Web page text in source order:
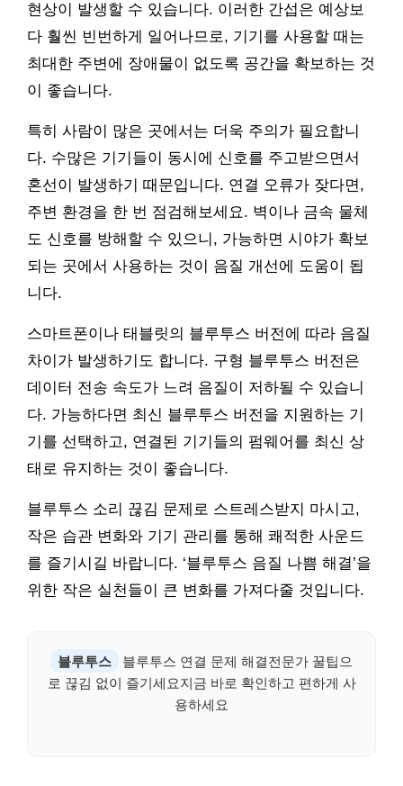
현상이 발생할 수 있습니다. 이러한 간섭은 예상보
다 훨씬 빈번하게 일어나므로, 기기를 사용할 때는
최대한 주변에 장애물이 없도록 공간을 확보하는 것
이 좋습니다.
특히 사람이 많은 곳에서는 더욱 주의가 필요합니
다. 수많은 기기들이 동시에 신호를 주고받으면서
혼선이 발생하기 때문입니다. 연결 오류가 잦다면,
주변 환경을 한 번 점검해보세요. 벽이나 금속 물체
도 신호를 방해할 수 있으니, 가능하면 시야가 확보
되는 곳에서 사용하는 것이 음질 개선에 도움이 됩
니다.
스마트폰이나 태블릿의 블루투스 버전에 따라 음질
차이가 발생하기도 합니다. 구형 블루투스 버전은
데이터 전송 속도가 느려 음질이 저하될 수 있습니
다. 가능하다면 최신 블루투스 버전을 지원하는 기
기를 선택하고, 연결된 기기들의 펌웨어를 최신 상
태로 유지하는 것이 좋습니다.
블루투스 소리 끊김 문제로 스트레스받지 마시고,
작은 습관 변화와 기기 관리를 통해 쾌적한 사운드
를 즐기시길 바랍니다. ‘블루투스 음질 나쁨 해결’을
위한 작은 실천들이 큰 변화를 가져다줄 것입니다.
블루투스
블루투스 연결 문제 해결전문가 꿀팁으
로 끊김 없이 즐기세요지금 바로 확인하고 편하게 사
용하세요